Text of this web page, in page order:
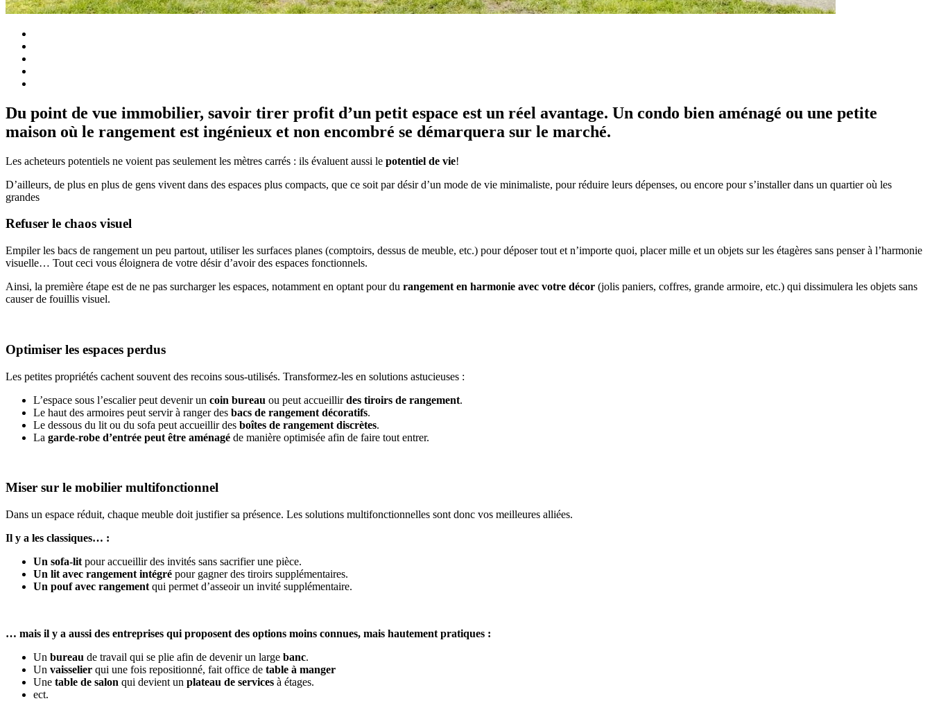
Du point de vue immobilier, savoir tirer profit d’un petit espace est un réel avantage. Un condo bien aménagé ou une petite
maison où le rangement est ingénieux et non encombré se démarquera sur le marché.
Les acheteurs potentiels ne voient pas seulement les mètres carrés : ils évaluent aussi le potentiel de vie!
D’ailleurs, de plus en plus de gens vivent dans des espaces plus compacts, que ce soit par désir d’un mode de vie minimaliste, pour réduire leurs dépenses, ou encore pour s’installer dans un quartier où les
grandes
Refuser le chaos visuel
Empiler les bacs de rangement un peu partout, utiliser les surfaces planes (comptoirs, dessus de meuble, etc.) pour déposer tout et n’importe quoi, placer mille et un objets sur les étagères sans penser à l’harmonie
visuelle… Tout ceci vous éloignera de votre désir d’avoir des espaces fonctionnels.
Ainsi, la première étape est de ne pas surcharger les espaces, notamment en optant pour du rangement en harmonie avec votre décor (jolis paniers, coffres, grande armoire, etc.) qui dissimulera les objets sans
causer de fouillis visuel.
Optimiser les espaces perdus
Les petites propriétés cachent souvent des recoins sous-utilisés. Transformez-les en solutions astucieuses :
L’espace sous l’escalier peut devenir un coin bureau ou peut accueillirdes tiroirs de rangement.
Le haut des armoires peut servir à ranger des bacs de rangement décoratifs.
Le dessous du lit ou du sofa peut accueillir des boîtes de rangement discrètes.
La garde-robe d’entrée peut être aménagé de manière optimisée afin de faire tout entrer.
Miser sur le mobilier multifonctionnel
Dans un espace réduit, chaque meuble doit justifier sa présence. Les solutions multifonctionnelles sont donc vos meilleures alliées.
Il y a les classiques… :
Un sofa-lit pour accueillir des invités sans sacrifier une pièce.
Un lit avec rangement intégré pour gagner des tiroirs supplémentaires.
Un pouf avec rangement qui permet d’asseoir un invité supplémentaire.
… mais il y a aussi des entreprises qui proposent des options moins connues, mais hautement pratiques :
Un bureau de travail qui se plie afin de devenir un large banc.
Un vaisselier qui une fois repositionné, fait office de table à manger
Une table de salon qui devient un plateau de services à étages.
ect.